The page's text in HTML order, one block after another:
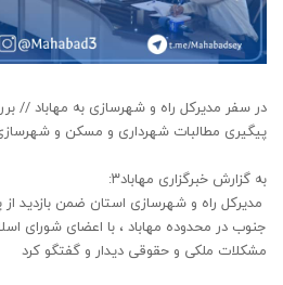
در سفر مدیرکل راه و شهرسازی به مهاباد //
پیگیری مطالبات شهرداری و مسکن و
به گزارش خبرگزاری مهاباد۳:
مدیرکل راه و شهرسازی استان ضمن بازدید
جنوب در محدوده مهاباد ، با اعضای شورای
مشکلات ملکی و حقوقی دیدار و گفتگو کرد